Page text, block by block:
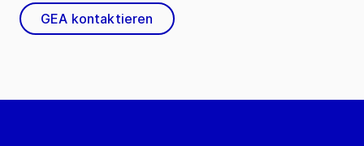
GEA kontaktieren